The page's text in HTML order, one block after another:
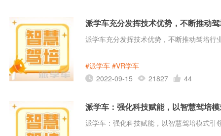
派学车充分发挥技术优势，不断推动
派学车充分发挥技术优势，不断推动驾培行
#派学车 #VR学车
2022-09-15
21827 44
派学车：强化科技赋能，以智慧驾培
派学车：强化科技赋能，以智慧驾培模式引